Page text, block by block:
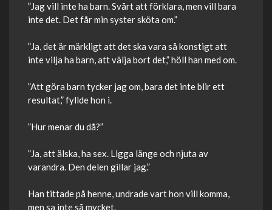
”Jag vill inte ha barn. Svårt att förklara, men vill bara
inte det. Det får min syster sköta om.”
”Ja, det är märkligt att det ska vara så konstigt att
inte vilja ha barn, att välja bort det,” höll han med om.
”Att göra barn tycker jag om, bara det inte blir ett
resultat,” fyllde hon i.
”Hur menar du då?”
”Ja, att älska, ha sex. Ligga länge och njuta av
varandra. Den delen gillar jag.”
Han tittade på henne, undrade vart hon vill komma,
men sa inte så mycket.